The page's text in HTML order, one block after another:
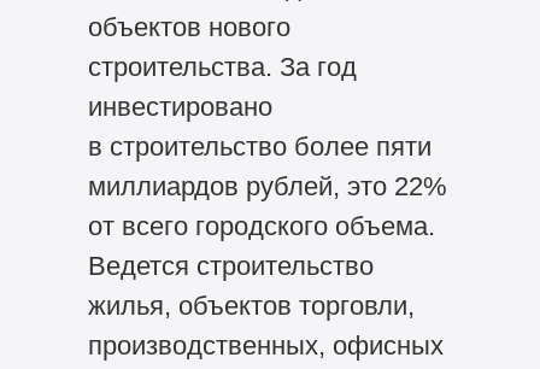
объектов нового
строительства. За год
инвестировано
в строительство более пяти
миллиардов рублей, это 22%
от всего городского объема.
Ведется строительство
жилья, объектов торговли,
производственных, офисных